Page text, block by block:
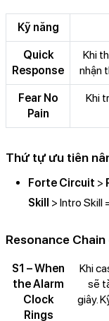
Kỹ năng
Quick
Response
Khi
nhận
Fear No
Pain
Khi
Thứ tự ưu tiên
Forte Circuit >
Skill > Intro Skill
Resonance
S1 – When
the Alarm
Clock
Rings
Khi
sẽ
giây.